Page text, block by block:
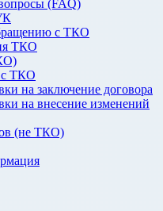
(FAQ)
с ТКО
ТКО
с ТКО
на заключение договора
на внесение изменений
(не ТКО)